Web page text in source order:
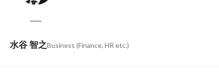
水谷 智之Business (Finance, HR etc.)